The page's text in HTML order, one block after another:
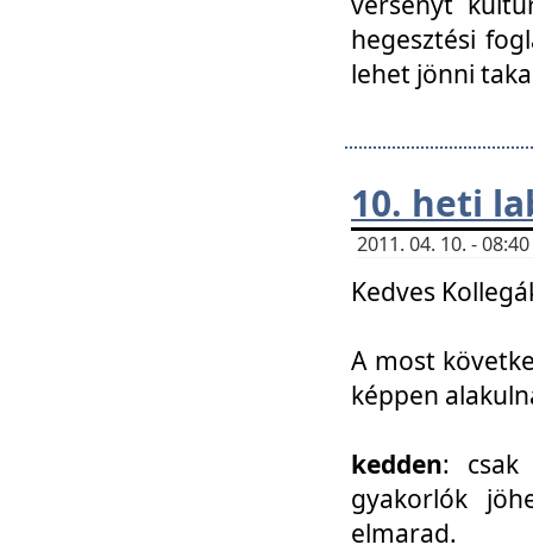
hegesztési
lehet jönni
10. heti
2011. 04. 10. -
Kedves
A most
képpen
kedden: csak
gyakorlók
elmarad.